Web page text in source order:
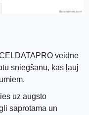
veidne
sniegšanu, kas ļauj
uz augsto
saprotama un